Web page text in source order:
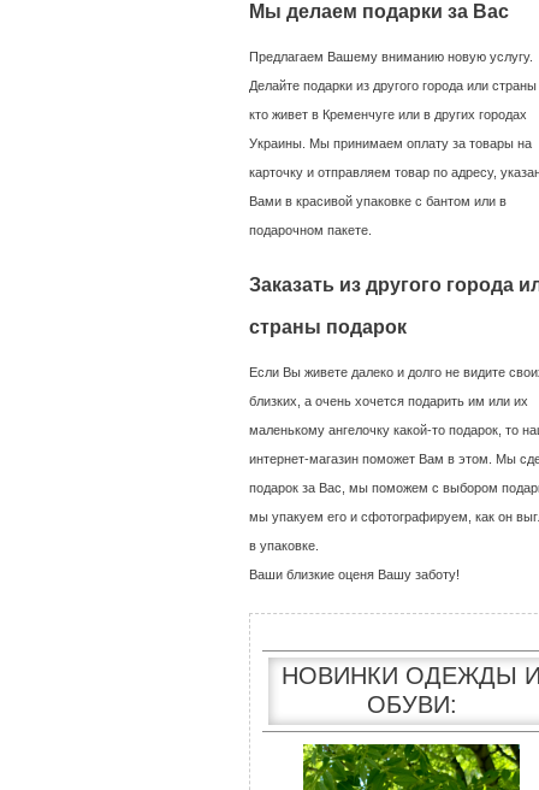
Мы делаем подарки за Вас
Предлагаем Вашему вниманию новую услугу.
Делайте подарки из другого города или страны
кто живет в Кременчуге или в других городах
Украины. Мы принимаем оплату за товары на
карточку и отправляем товар по адресу,
Вами в красивой упаковке с бантом или в
подарочном пакете.
Заказать из другого города
страны подарок
Если Вы живете далеко и долго не видите
близких, а очень хочется подарить им или их
маленькому ангелочку какой-то подарок, то
интернет-магазин поможет Вам в этом. Мы
подарок за Вас, мы поможем с выбором
мы упакуем его и сфотографируем, как он
в упаковке.
Ваши близкие оценя Вашу заботу!
НОВИНКИ ОДЕЖДЫ И
ОБУВИ: